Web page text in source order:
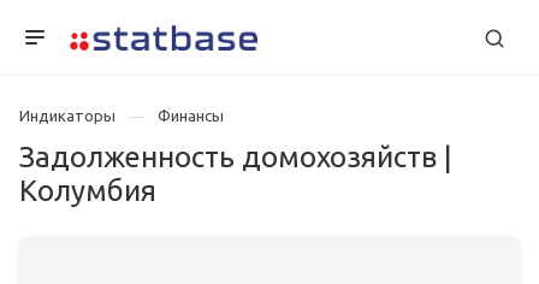
Индикаторы Финансы
Задолженность домохозяйств |
Колумбия